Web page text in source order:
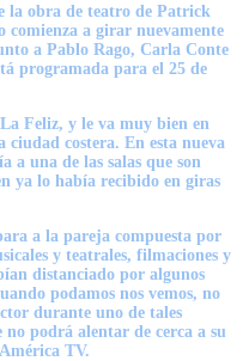
la obra de teatro de Patrick
comienza a girar nuevamente
a Pablo Rago, Carla Conte
programada para el 25 de
Feliz, y le va muy bien en
costera. En esta nueva
a una de las salas que son
ya lo había recibido en giras
a la pareja compuesta por
y teatrales, filmaciones y
distanciado por algunos
podamos nos vemos, no
durante uno de tales
podrá alentar de cerca a su
TV.